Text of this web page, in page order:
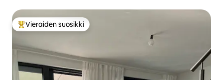
Vieraiden suosikkien parhaimmistoa
Vieraiden suosikki